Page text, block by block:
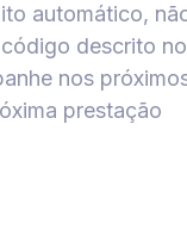
automático,
descrito
nos
prestação